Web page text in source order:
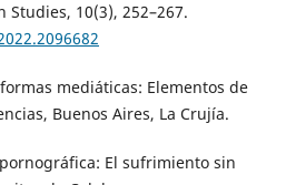
10(3), 252–267.
mediáticas: Elementos de
Buenos Aires, La Crujía.
pornográfica: El sufrimiento sin